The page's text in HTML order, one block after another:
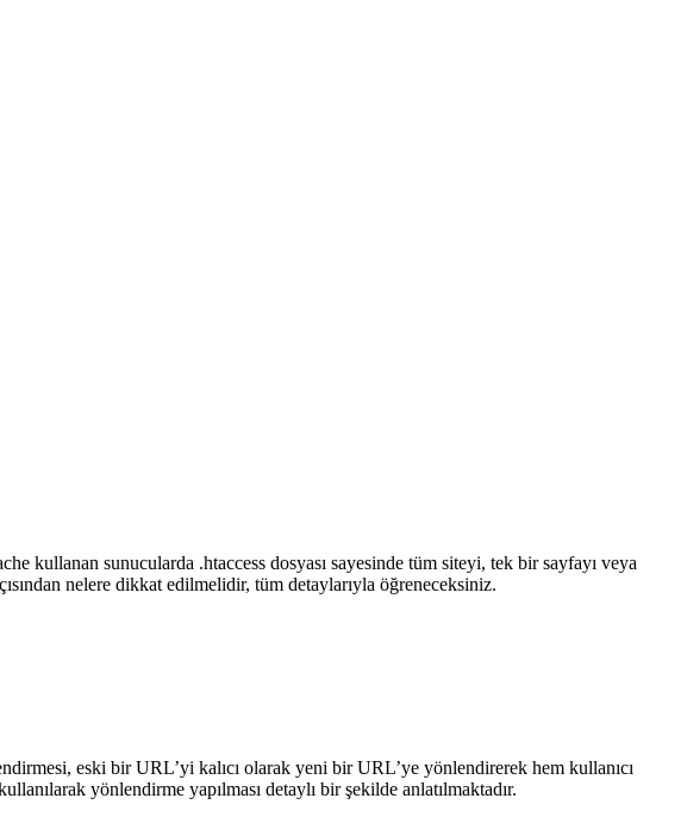
kullanan sunucularda .htaccess dosyası sayesinde tüm siteyi, tek bir sayfayı veya
nelere dikkat edilmelidir, tüm detaylarıyla öğreneceksiniz.
eski bir URL’yi kalıcı olarak yeni bir URL’ye yönlendirerek hem kullanıcı
yönlendirme yapılması detaylı bir şekilde anlatılmaktadır.